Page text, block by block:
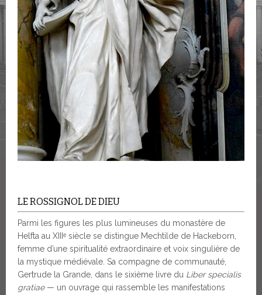
LE ROSSIGNOL DE DIEU
Parmi les figures les plus lumineuses du monastère de
Helfta au XIIIᵉ siècle se distingue Mechtilde de Hackeborn,
femme d’une spiritualité extraordinaire et voix singulière de
la mystique médiévale. Sa compagne de communauté,
Gertrude la Grande, dans le sixième livre du Liber specialis
gratiae— un ouvrage qui rassemble les manifestations